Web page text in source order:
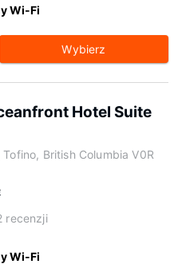
Wi-Fi
Wybierz
Hotel Suite
British Columbia V0R
recenzji
Wi-Fi